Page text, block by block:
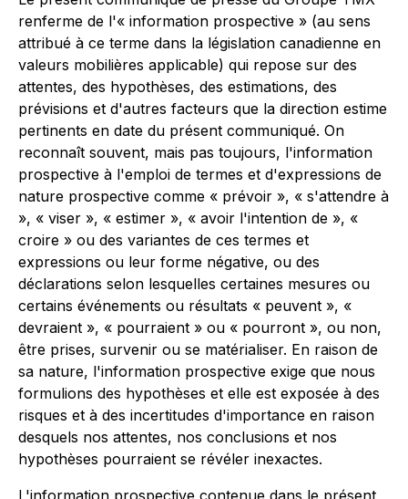
renferme de l'« information prospective » (au sens
attribué à ce terme dans la législation canadienne en
valeurs mobilières applicable) qui repose sur des
attentes, des hypothèses, des estimations, des
prévisions et d'autres facteurs que la direction estime
pertinents en date du présent communiqué. On
reconnaît souvent, mais pas toujours, l'information
prospective à l'emploi de termes et d'expressions de
nature prospective comme « prévoir », « s'attendre à
», « viser », « estimer », « avoir l'intention de », «
croire » ou des variantes de ces termes et
expressions ou leur forme négative, ou des
déclarations selon lesquelles certaines mesures ou
certains événements ou résultats « peuvent », «
devraient », « pourraient » ou « pourront », ou non,
être prises, survenir ou se matérialiser. En raison de
sa nature, l'information prospective exige que nous
formulions des hypothèses et elle est exposée à des
risques et à des incertitudes d'importance en raison
desquels nos attentes, nos conclusions et nos
hypothèses pourraient se révéler inexactes.
L'information prospective contenue dans le présent